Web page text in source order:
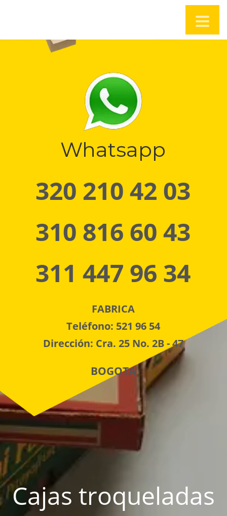
Whatsapp
320 210 42 03
310 816 60 43
311 447 96 34
FABRICA
Teléfono: 521 96 54
Dirección: Cra. 25 No. 2B - 47
BOGOTA
Cajas troqueladas